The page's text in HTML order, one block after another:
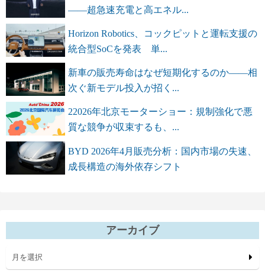
――超急速充電と高エネル...
Horizon Robotics、コックピットと運転支援の
統合型SoCを発表 単...
新車の販売寿命はなぜ短期化するのか――相
次ぐ新モデル投入が招く...
22026年北京モーターショー：規制強化で悪
質な競争が収束するも、...
BYD 2026年4月販売分析：国内市場の失速、
成長構造の海外依存シフト
アーカイブ
月を選択